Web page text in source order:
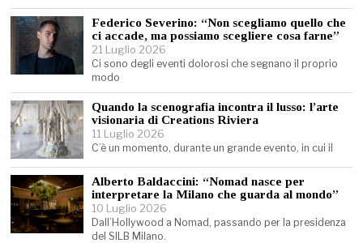
Federico Severino: “Non scegliamo quello che
ci accade, ma possiamo scegliere cosa farne”
21 Luglio 2026
Ci sono degli eventi dolorosi che segnano il proprio
modo
Quando la scenografia incontra il lusso: l’arte
visionaria di Creations Riviera
11 Luglio 2026
C’è un momento, durante un grande evento, in cui il
Alberto Baldaccini: “Nomad nasce per
interpretare la Milano che guarda al mondo”
10 Luglio 2026
Dall’Hollywood a Nomad, passando per la presidenza
del SILB Milano.